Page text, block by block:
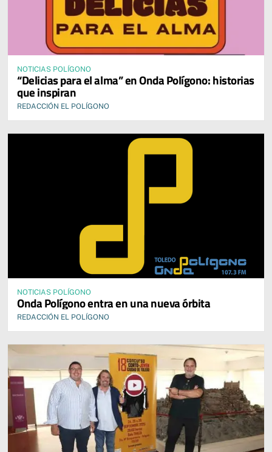
NOTICIAS POLÍGONO
“Delicias para el alma” en Onda Polígono: historias
que inspiran
REDACCIÓN EL POLÍGONO
NOTICIAS POLÍGONO
Onda Polígono entra en una nueva órbita
REDACCIÓN EL POLÍGONO